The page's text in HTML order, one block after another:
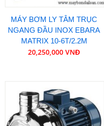
MÁY BƠM LY TÂM TRỤC
NGANG ĐẦU INOX EBARA
MATRIX 10-6T/2.2M
20,250,000 VNĐ